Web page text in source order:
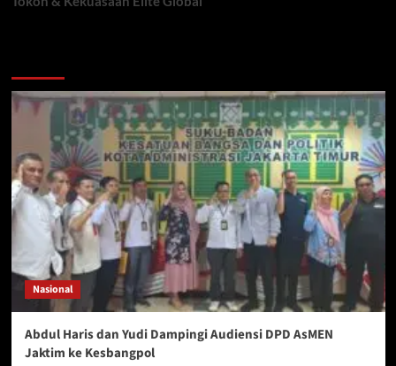
Nasional
Abdul Haris dan Yudi Dampingi Audiensi DPD AsMEN
Jaktim ke Kesbangpol